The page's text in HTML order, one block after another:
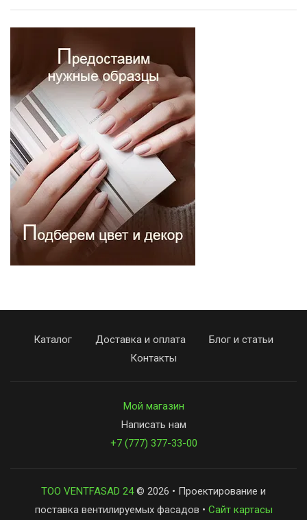
Каталог Доставка и оплата
Блог и статьи
Контакты
Мой магазин
Написать нам
+7 (777) 377-33-00
ТОО VENTFASAD 24© 2026 • Проектирование и
поставка вентилируемых фасадов • Сайт картасы